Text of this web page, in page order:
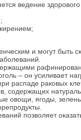
ведение
и могут быть
– он усиливает
распаде раковых
содержащих
овощи, ягоды,
позволяет